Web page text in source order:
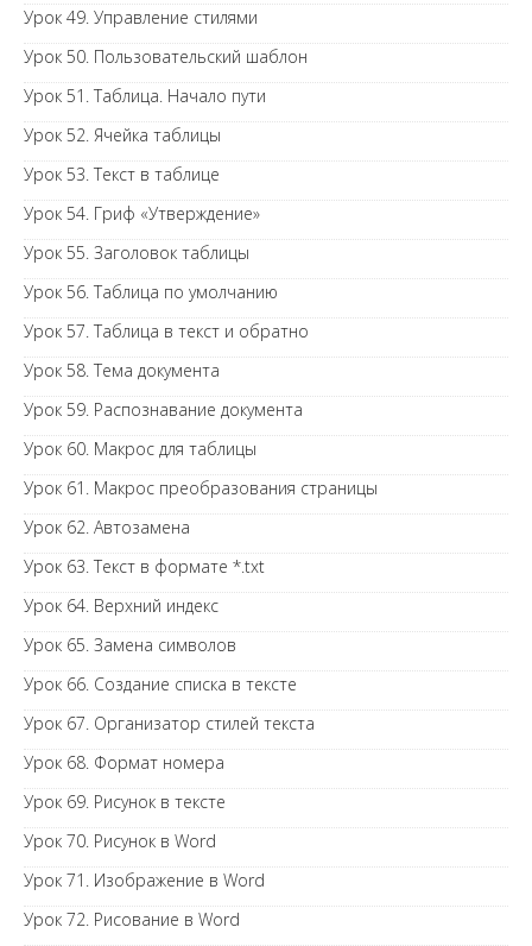
Урок 49. Управление стилями
Урок 50. Пользовательский шаблон
Урок 51. Таблица. Начало пути
Урок 52. Ячейка таблицы
Урок 53. Текст в таблице
Урок 54. Гриф «Утверждение»
Урок 55. Заголовок таблицы
Урок 56. Таблица по умолчанию
Урок 57. Таблица в текст и обратно
Урок 58. Тема документа
Урок 59. Распознавание документа
Урок 60. Макрос для таблицы
Урок 61. Макрос преобразования страницы
Урок 62. Автозамена
Урок 63. Текст в формате *.txt
Урок 64. Верхний индекс
Урок 65. Замена символов
Урок 66. Создание списка в тексте
Урок 67. Организатор стилей текста
Урок 68. Формат номера
Урок 69. Рисунок в тексте
Урок 70. Рисунок в Word
Урок 71. Изображение в Word
Урок 72. Рисование в Word